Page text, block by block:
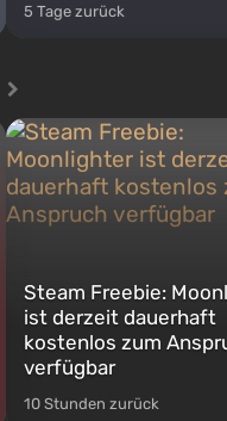
5 Tage zurück
Steam Freebie:
ist derzeit dauerhaft
kostenlos zum
verfügbar
10 Stunden zurück